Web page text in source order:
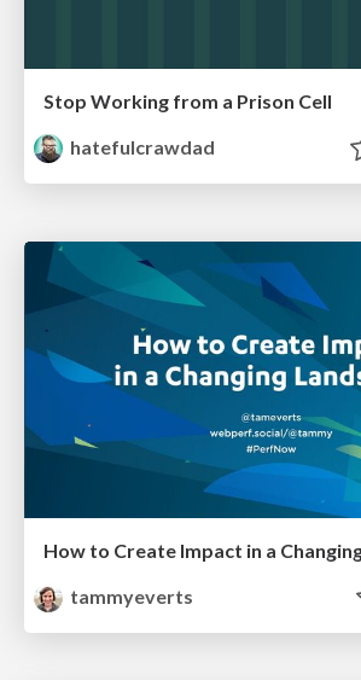
Stop Working from a Prison Cell
hatefulcrawdad
tammyeverts